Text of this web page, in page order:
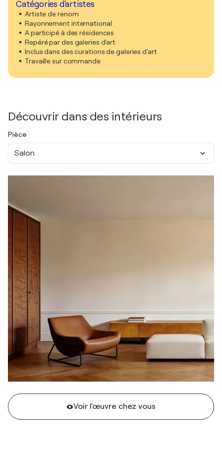
Catégories d'artistes
Artiste de renom
Rayonnement international
A participé à des résidences
Repéré par des galeries d'art
Inclus dans des curations de galeries d'art
Travaille sur commande
Découvrir dans des intérieurs
Pièce
Salon
Voir l'œuvre chez vous